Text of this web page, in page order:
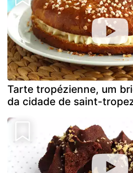
Tarte tropézienne, um
da cidade de saint-